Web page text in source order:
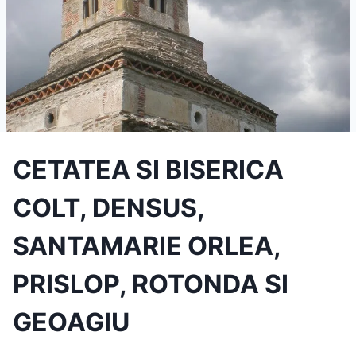
CETATEA SI BISERICA
COLT, DENSUS,
SANTAMARIE ORLEA,
PRISLOP, ROTONDA SI
GEOAGIU